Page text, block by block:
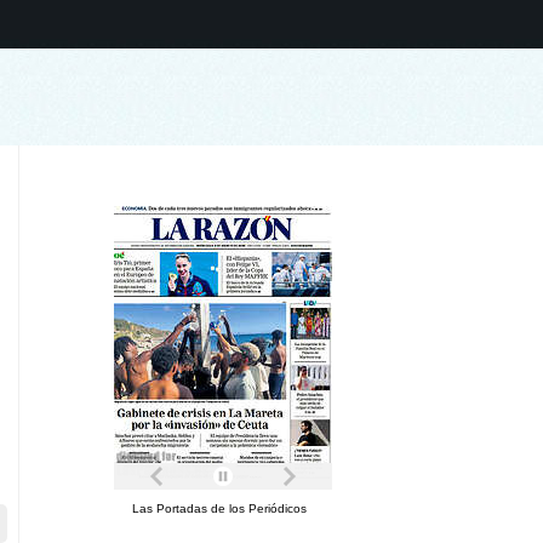
Las Portadas de los Periódicos